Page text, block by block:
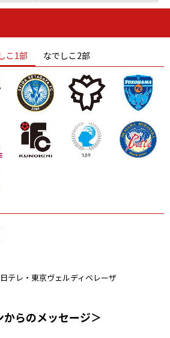
古屋
石人の星
静岡 愛媛Ｌ
こ1部 なでしこ2部
日テレ・東京ヴェルディベレーザ
らのメッセージ＞